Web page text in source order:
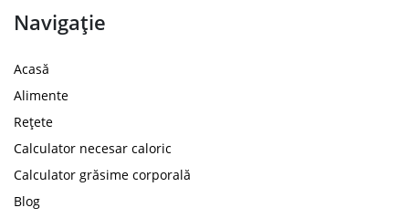
Navigație
Acasă
Alimente
Rețete
Calculator necesar caloric
Calculator grăsime corporală
Blog